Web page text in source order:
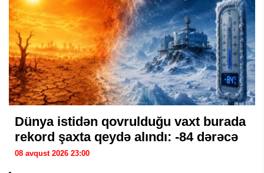
Dünya istidən qovrulduğu vaxt burada
rekord şaxta qeydə alındı: -84 dərəcə
08 avqust 2026 23:00